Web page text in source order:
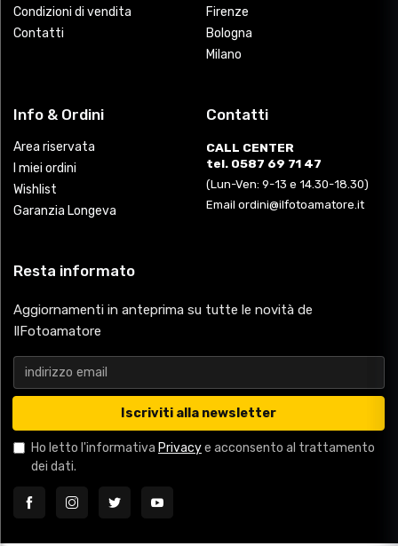
Condizioni di vendita
Contatti
Firenze
Bologna
Milano
Info & Ordini
Area riservata
I miei ordini
Wishlist
Garanzia Longeva
Contatti
CALL CENTER
tel. 0587 69 71 47
(Lun-Ven: 9-13 e 14.30-18.30)
Email ordini@ilfotoamatore.it
Resta informato
Aggiornamenti in anteprima su tutte le novità de
IlFotoamatore
Iscriviti alla newsletter
Ho letto l'informativa Privacye acconsento al trattamento
dei dati.